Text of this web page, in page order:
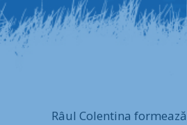
Râul Colentina